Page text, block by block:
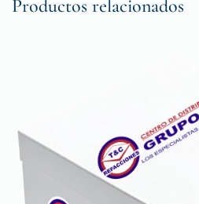
Productos relacionados